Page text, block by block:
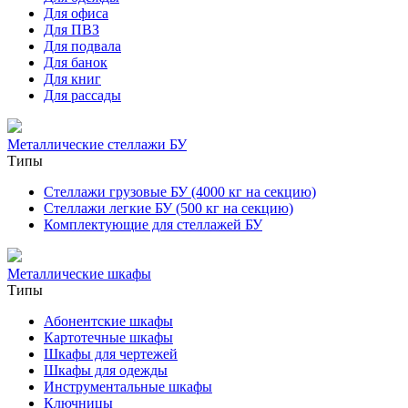
Для офиса
Для ПВЗ
Для подвала
Для банок
Для книг
Для рассады
Металлические стеллажи БУ
Типы
Стеллажи грузовые БУ (4000 кг на секцию)
Стеллажи легкие БУ (500 кг на секцию)
Комплектующие для стеллажей БУ
Металлические шкафы
Типы
Абонентские шкафы
Картотечные шкафы
Шкафы для чертежей
Шкафы для одежды
Инструментальные шкафы
Ключницы